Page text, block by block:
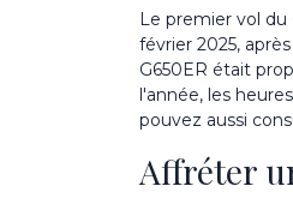
Le premier vol du
février 2025,
G650ER était
l'année, les
pouvez aussi
Affréter